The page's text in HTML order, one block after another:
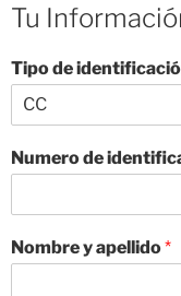
Tu
Tipo de
Numero de
Nombre y apellido*